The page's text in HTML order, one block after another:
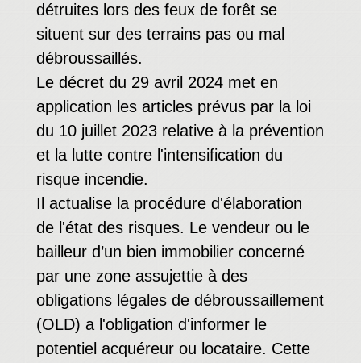
détruites lors des feux de forêt se
situent sur des terrains pas ou mal
débroussaillés.
Le décret du 29 avril 2024 met en
application les articles prévus par la loi
du 10 juillet 2023 relative à la prévention
et la lutte contre l'intensification du
risque incendie.
Il actualise la procédure d'élaboration
de l'état des risques. Le vendeur ou le
bailleur d’un bien immobilier concerné
par une zone assujettie à des
obligations légales de débroussaillement
(OLD) a l'obligation d'informer le
potentiel acquéreur ou locataire. Cette